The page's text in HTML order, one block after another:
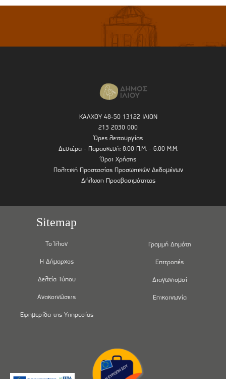
ΚΑΛΧΟΥ 48-50 13122 ΙΛΙΟΝ
213 2030 000
Ώρες λειτουργίας
Δευτέρα - Παρασκευή: 8.00 Π.Μ. - 6.00 Μ.Μ.
Όροι Χρήσης
Πολιτική Προστασίας Προσωπικών Δεδομένων
Δήλωση Προσβασιμότητας
Sitemap
Το Ίλιον
Η Δήμαρχος
Δελτία Τύπου
Ανακοινώσεις
Εφημερίδα της Υπηρεσίας
Γραμμή Δημότη
Επιτροπές
Διαγωνισμοί
Επικοινωνία